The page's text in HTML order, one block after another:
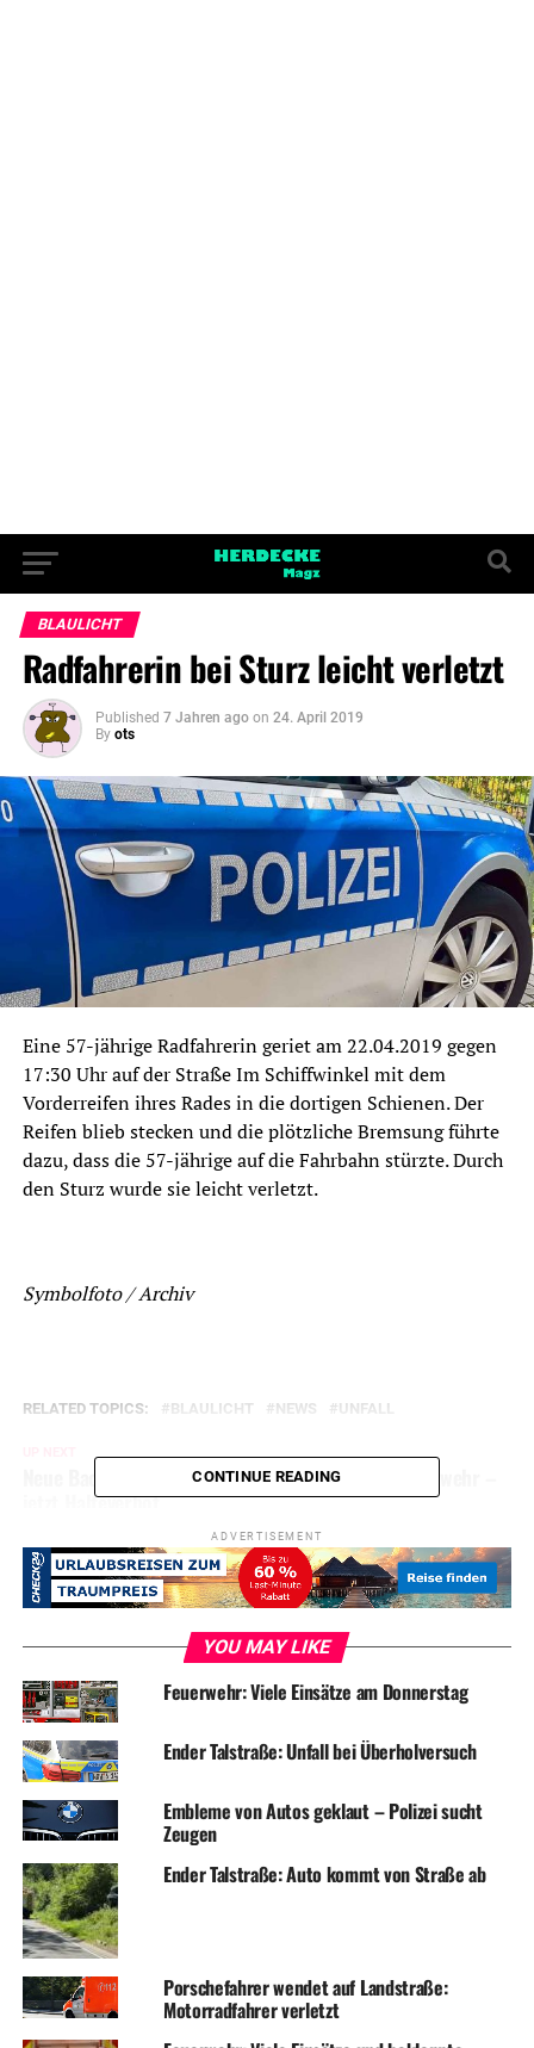
BLAULICHT
Radfahrerin bei Sturz leicht verletzt
Published 7 Jahren ago on 24. April 2019
By ots
Eine 57-jährige Radfahrerin geriet am 22.04.2019 gegen
17:30 Uhr auf der Straße Im Schiffwinkel mit dem
Vorderreifen ihres Rades in die dortigen Schienen. Der
Reifen blieb stecken und die plötzliche Bremsung führte
dazu, dass die 57-jährige auf die Fahrbahn stürzte. Durch
den Sturz wurde sie leicht verletzt.
Symbolfoto / Archiv
RELATED TOPICS: BLAULICHT NEWS UNFALL
Neue Bachstraße: Parkende Autos behindern Feuerwehr –
jetzt Halteverbot
Wildunfall: Motorradfahrer verletzt – Reh tot
CONTINUE READING
ADVERTISEMENT
YOU MAY LIKE
Feuerwehr: Viele Einsätze am Donnerstag
Ender Talstraße: Unfall bei Überholversuch
Embleme von Autos geklaut – Polizei sucht
Zeugen
Ender Talstraße: Auto kommt von Straße ab
Porschefahrer wendet auf Landstraße:
Motorradfahrer verletzt